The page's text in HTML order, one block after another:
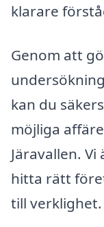
klarare
Genom att
kan du
möjliga
Järavallen.
hitta rätt
till verklighet.